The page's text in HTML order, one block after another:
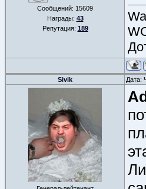
Сообщений: 15609
Награды: 43
Репутация: 189
Sivik Дата: